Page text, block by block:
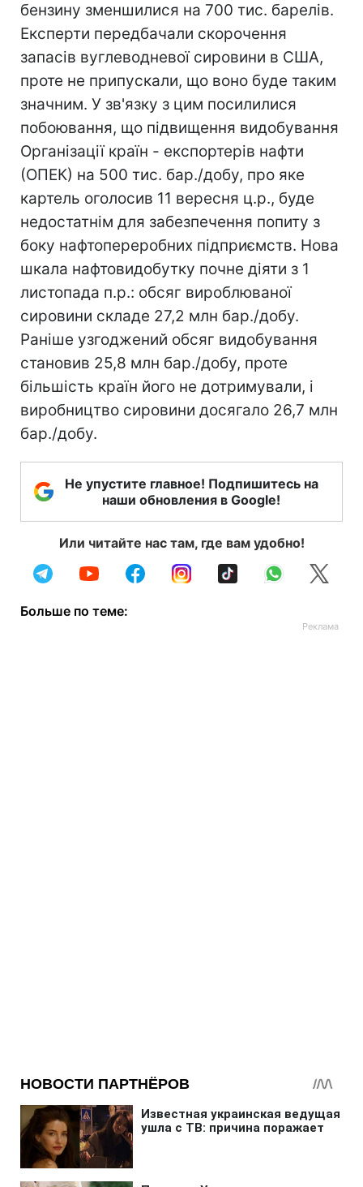
бензину зменшилися на 700 тис. барелів.
Експерти передбачали скорочення
запасів вуглеводневої сировини в США,
проте не припускали, що воно буде таким
значним. У зв'язку з цим посилилися
побоювання, що підвищення видобування
Організації країн - експортерів нафти
(ОПЕК) на 500 тис. бар./добу, про яке
картель оголосив 11 вересня ц.р., буде
недостатнім для забезпечення попиту з
боку нафтопереробних підприємств. Нова
шкала нафтовидобутку почне діяти з 1
листопада п.р.: обсяг вироблюваної
сировини складе 27,2 млн бар./добу.
Раніше узгоджений обсяг видобування
становив 25,8 млн бар./добу, проте
більшість країн його не дотримували, і
виробництво сировини досягало 26,7 млн
бар./добу.
Не упустите главное! Подпишитесь на
наши обновления в Google!
Или читайте нас там, где вам удобно!
Больше по теме: